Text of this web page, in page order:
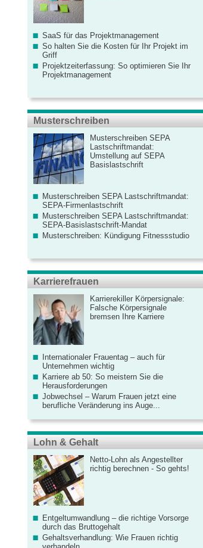
SaaS für das Projektmanagement
So halten Sie die Kosten für Ihr Projekt im
Griff
Projektzeiterfassung: So optimieren Sie Ihr
Projektmanagement
Musterschreiben
Musterschreiben SEPA
Lastschriftmandat:
Umstellung auf SEPA
Basislastschrift
Musterschreiben SEPA Lastschriftmandat:
SEPA-Firmenlastschrift
Musterschreiben SEPA Lastschriftmandat:
SEPA-Basislastschrift-Mandat
Musterschreiben: Kündigung Fitnessstudio
Karrierefrauen
Karrierekiller Körpersignale:
Falsche Körpersignale
bremsen Ihre Karriere
Internationaler Frauentag – auch für
Unternehmen wichtig
Karriere ab 50: So meistern Sie die
Herausforderungen
Jobwechsel – Warum Frauen jetzt eine
berufliche Veränderung ins Auge...
Lohn & Gehalt
Netto-Lohn als Angestellter
richtig berechnen - So gehts!
Entgeltumwandlung – die richtige Vorsorge
durch das Bruttogehalt
Gehaltsverhandlung: Wie Frauen richtig